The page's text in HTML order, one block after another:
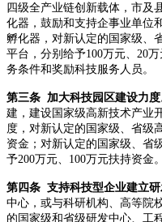
四级全产业链创新载体，市及
化器，鼓励和支持企事业单位
孵化器，对新认定的国家级、
平台，分别给予100万元、20
务条件和奖励科技服务人员。
第三条 加大科技园区建设力度
建，建设国家级高新技术产业
度，对新认定的国家级、省级
资金；对新认定的国家级、省
予200万元、100万元扶持资金。
第四条 支持科技型企业建立研
中心，或与科研机构、高等院
的国家级和省级研发中心、工